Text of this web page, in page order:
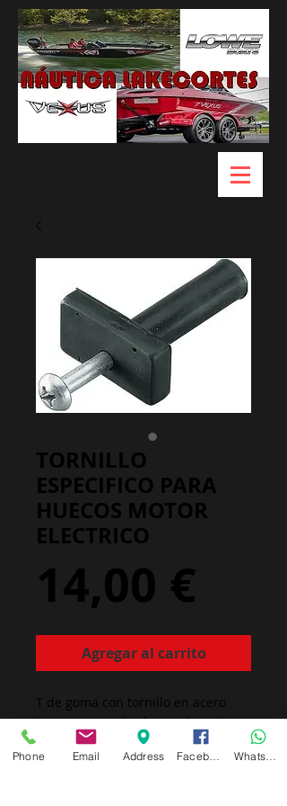
TORNILLO
ESPECIFICO PARA
HUECOS MOTOR
ELECTRICO
14,00 €
Agregar al carrito
T de goma con tornillo en acero
inox para montar bases de motores
eléctricos en espacios huecos.
Precio unidad. Gran agarre.
Phone Email Address